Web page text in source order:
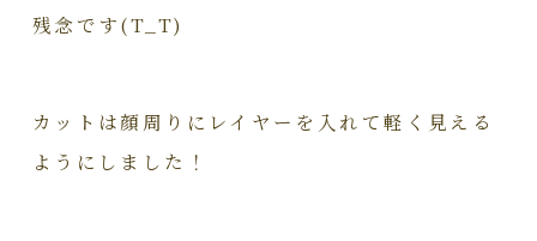
残念です(T_T)
カットは顔周りにレイヤーを入れて軽く見える
ようにしました！